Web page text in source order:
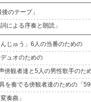
のテープ」
による序奏と朗読」
じゅう」6人の当番のための
ュオのための
傍観者達と5人の男性歌手のた
を奏でる傍観者達のための「
奏曲」